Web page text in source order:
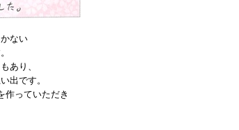
ない
あり、
出です。
作っていただき